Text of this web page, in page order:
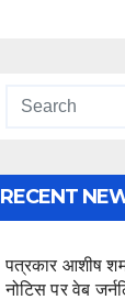
RECENT
पत्रकार आशीष
नोटिस पर वेब